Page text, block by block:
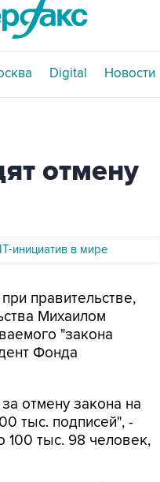
Digital Новости
отмену
инициатив в мире
правительстве,
Михаилом
"закона
Фонда
отмену закона на
тыс. подписей", -
100 тыс. 98 человек,